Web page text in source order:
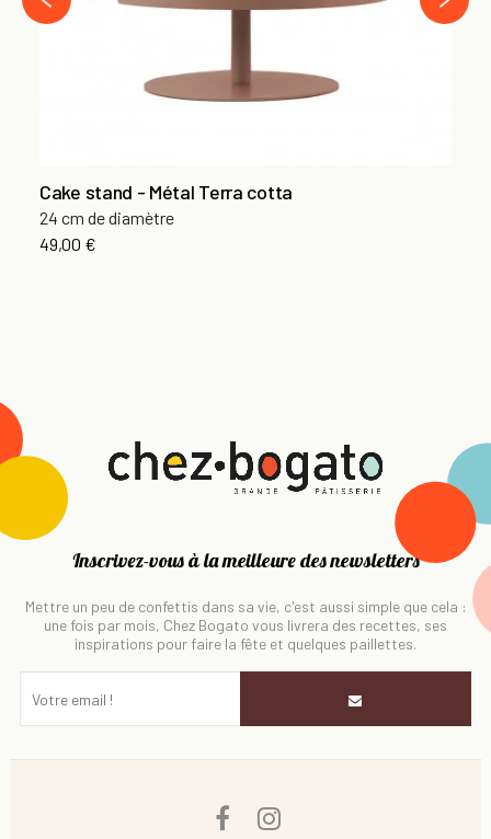
Cake stand - Métal Terra cotta
24 cm de diamètre
49,00 €
‹
Inscrivez-vous à la meilleure des newsletters
Mettre un peu de confettis dans sa vie, c'est aussi simple que cela :
une fois par mois, Chez Bogato vous livrera des recettes, ses
inspirations pour faire la fête et quelques paillettes.
Facebook